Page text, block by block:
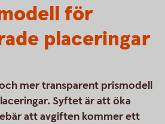
för
placeringar
mer transparent prismodell
Syftet är att öka
att avgiften kommer ett